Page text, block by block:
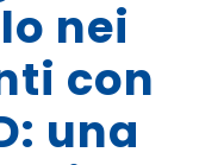
nei
con
una